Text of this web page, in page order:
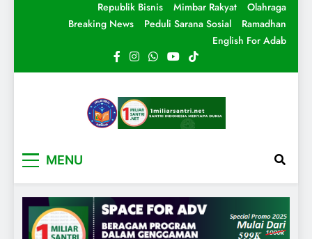
Republik Bisnis
Mimbar Rakyat
Olahraga
Breaking News
Peduli Sarana Sosial
Ramadhan
English For Adab
MENU